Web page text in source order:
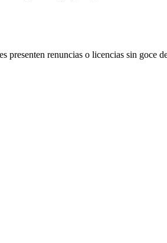
renuncias o licencias sin goce